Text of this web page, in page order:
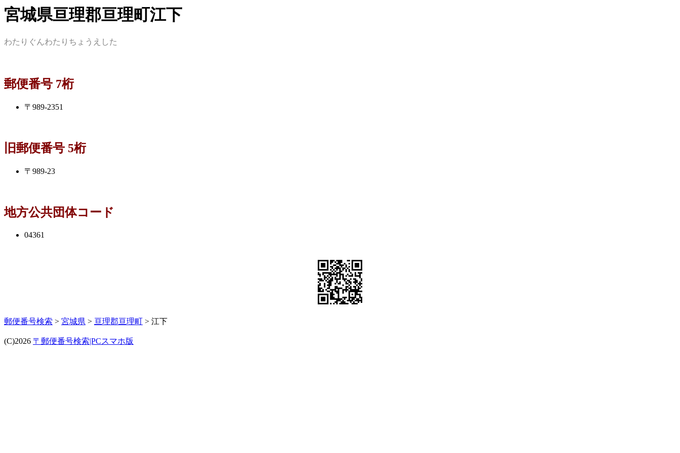
宮城県亘理郡亘理町江下
わたりぐんわたりちょうえした
郵便番号 7桁
〒989-2351
旧郵便番号 5桁
〒989-23
地方公共団体コード
04361
郵便番号検索 > 宮城県 > 亘理郡亘理町 > 江下
(C)2026 〒郵便番号検索|PCスマホ版